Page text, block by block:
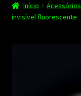
Depoimentos
Início Acessórios
invisível fluorescente